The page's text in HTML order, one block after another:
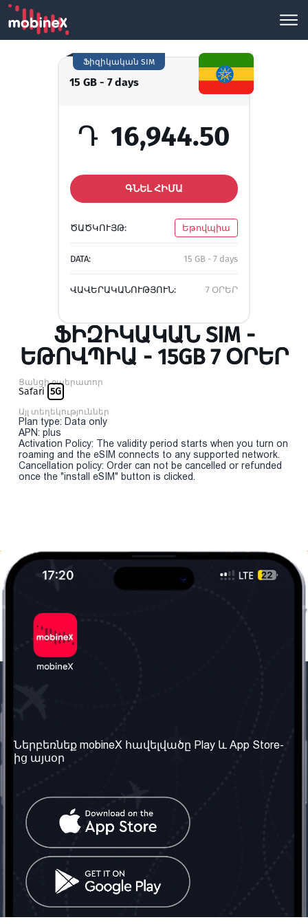
15 GB - 7 days
Ֆիզիկական SIM
Դ 16,944.50
ԳՆԵԼ ՀԻՄԱ
ԾԱԾԿՈՒՅԹ: Եթովպիա
DATA: 15 GB - 7 days
ՎԱՎԵՐԱԿԱՆՈՒԹՅՈՒՆ: 7 ՕՐԵՐ
ՖԻԶԻԿԱԿԱՆ SIM -
ԵԹՈՎՊԻԱ - 15GB 7 ՕՐԵՐ
Ցանցի օպերատոր
Safari 5G
Այլ տեղեկություններ
Plan type: Data only
APN: plus
Activation Policy: The validity period starts when you turn on
roaming and the eSIM connects to any supported network.
Cancellation policy: Order can not be cancelled or refunded
once the "install eSIM" button is clicked.
Մեր մասին
Մեր ծառայությունները
Պայմաններ և դրույթներ
Հաճախ տրվող հարցեր
Կապ մեզ հետ
Միացյալ
Թագավորություն: Մենք
գործընկեր ենք
փնտրում
Հայաստանում
Տարածել
սոցիալական
ցանցում
Ներբեռնեք mobineX հավելվածը Play և App Store-
ից այսօր